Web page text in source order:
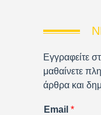
Εγγραφείτε
μαθαίνετε
άρθρα και
Email *